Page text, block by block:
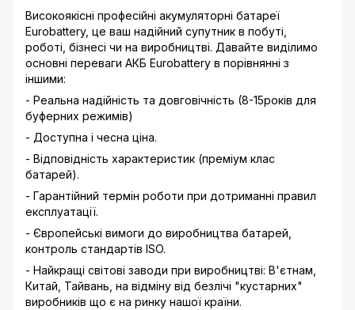
Високоякісні професійні акумуляторні батареї
Eurobattery, це ваш надійний супутник в побуті,
роботі, бізнесі чи на виробництві. Давайте виділимо
основні переваги АКБ Eurobattery в порівнянні з
іншими:
- Реальна надійність та довговічність (8-15років для
буферних режимів)
- Доступна і чесна ціна.
- Відповідність характеристик (преміум клас
батарей).
- Гарантійний термін роботи при дотриманні правил
експлуатації.
- Європейські вимоги до виробництва батарей,
контроль стандартів ISO.
- Найкращі світові заводи при виробництві: В'єтнам,
Китай, Тайвань, на відміну від безлічі "кустарних"
виробників що є на ринку нашої країни.